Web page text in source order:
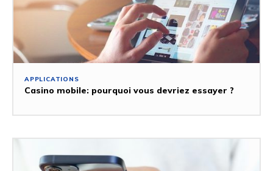
APPLICATIONS
Casino mobile: pourquoi vous devriez essayer ?